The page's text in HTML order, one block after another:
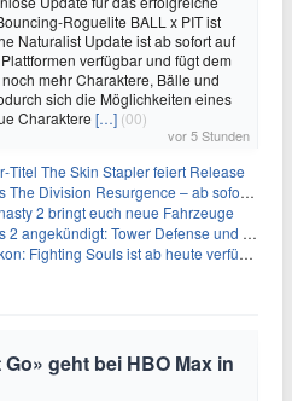
Roguelite BALL x PIT ist
Naturalist Update ist ab sofort auf
verfügbar und fügt dem
mehr Charaktere, Bälle und
sich die Möglichkeiten eines
Charaktere […] (00)
vor 5 Stunden
The Skin Stapler feiert Release
Division Resurgence – ab sofort für euch verfügbar
2 bringt euch neue Fahrzeuge
Tower Defense und Deckbuilding Kombo kehrt zurück
Fighting Souls ist ab heute verfügbar
geht bei HBO Max in